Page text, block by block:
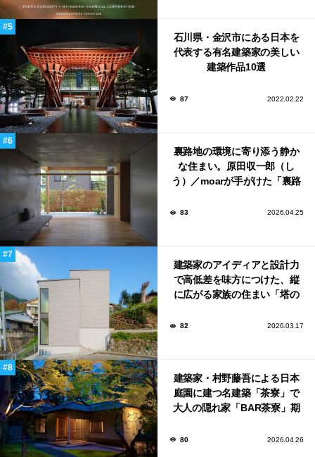
石川県・金沢市にある日本を
代表する有名建築家の美しい
建築作品10選
87 2022.02.22
裏路地の環境に寄り添う静か
な住まい。原田収一郎（し
う）／moarが手がけた「裏路
83 2026.04.25
建築家のアイディアと設計力
で高低差を味方につけた、縦
に広がる家族の住まい「塔の
82 2026.03.17
建築家・村野藤吾による日本
庭園に建つ名建築「茶寮」で
大人の隠れ家「BAR茶寮」期
80 2026.04.26